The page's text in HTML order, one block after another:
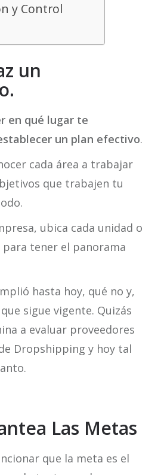
y Control
un
en qué lugar te
un plan efectivo.
cada área a trabajar
que trabajen tu
ubica cada unidad o
tener el panorama
hasta hoy, qué no y,
sigue vigente. Quizás
a evaluar proveedores
Dropshipping y hoy tal
Las Metas
que la meta es el